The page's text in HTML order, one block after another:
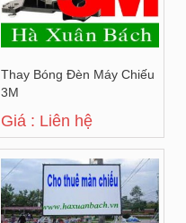
Thay Bóng Đèn Máy Chiếu
3M
Giá : Liên hệ